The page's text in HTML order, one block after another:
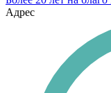
Адрес